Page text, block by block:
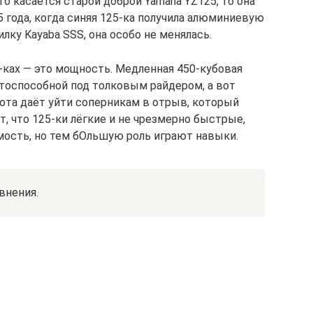
когда синяя 125-ка получила алюминиевую
Kayaba SSS, она особо не менялась.
— это мощность. Медленная 450-кубовая
под толковым райдером, а вот
даёт уйти соперникам в отрыв, который
что 125-ки лёгкие и не чрезмерно быстрые,
но тем бОльшую роль играют навыки.